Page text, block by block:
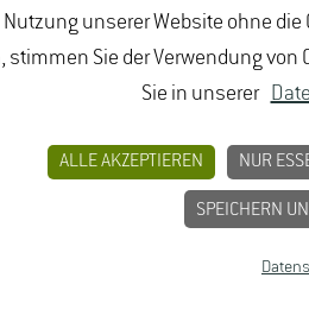
Nutzung unserer Website ohne
stimmen Sie der Verwendung
Sie in unserer
ALLE AKZEPTIEREN NUR
SPEICHERN